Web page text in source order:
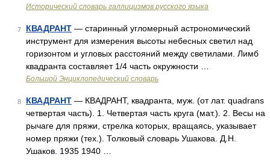
Исторический словарь галлицизмов русского языка
7 КВАДРАНТ — старинный угломерный астрономический
инструмент для измерения высоты небесных светил над
горизонтом и угловых расстояний между светилами. Лимб
квадранта составляет 1/4 часть окружности …
Большой Энциклопедический словарь
8 КВАДРАНТ — КВАДРАНТ, квадранта, муж. (от лат. quadrans
четвертая часть). 1. Четвертая часть круга (мат.). 2. Весы на
рычаге для пряжи, стрелка которых, вращаясь, указывает
номер пряжи (тех.). Толковый словарь Ушакова. Д.Н.
Ушаков. 1935 1940 …